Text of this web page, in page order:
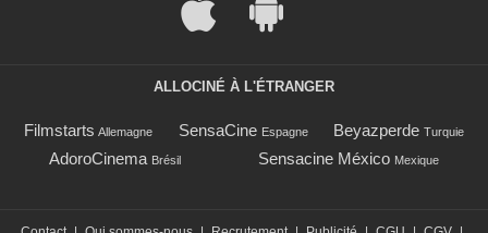
ALLOCINÉ À L'ÉTRANGER
Filmstarts Allemagne SensaCine Espagne Beyazperde Turquie
AdoroCinema Brésil Sensacine México Mexique